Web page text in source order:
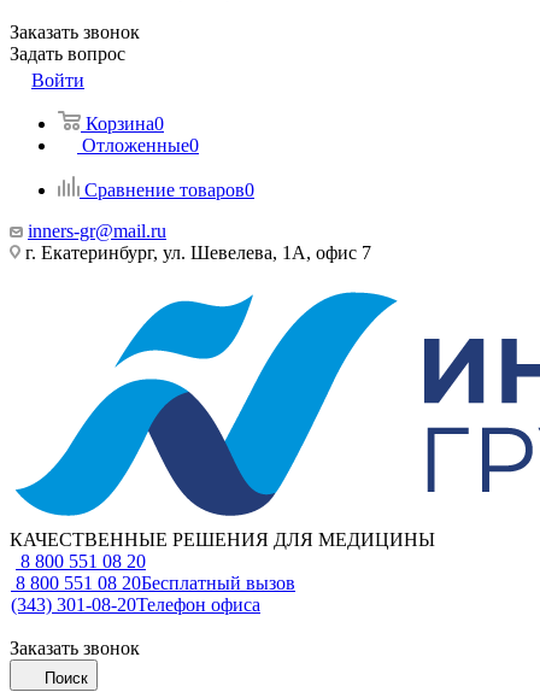
Заказать звонок
Задать вопрос
Войти
Корзина0
Отложенные0
Сравнение товаров0
inners-gr@mail.ru
г. Екатеринбург, ул. Шевелева, 1А, офис 7
КАЧЕСТВЕННЫЕ РЕШЕНИЯ ДЛЯ МЕДИЦИНЫ
8 800 551 08 20
8 800 551 08 20Бесплатный вызов
(343) 301-08-20Телефон офиса
Заказать звонок
Поиск